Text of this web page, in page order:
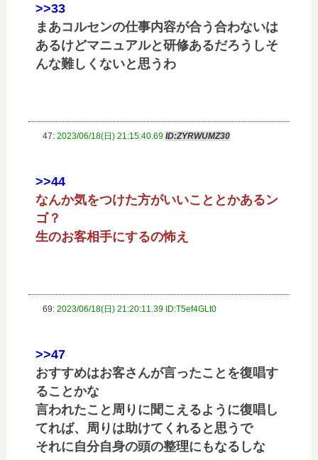
>>33
まあコルセンの仕事内容が合う合わないは
あるけどマニュアルと研修あるだろうしそ
んな難しくないと思うわ
47: 2023/06/18(日) 21:15:40.69 ID:ZYRWUMZ30
>>44
なんか気をつけた方がいいこととかあるン
ゴ？
生のお客相手にするの怖え
69: 2023/06/18(日) 21:20:11.39 ID:T5ef4GLt0
>>47
おすすめはお客さんが言ったことを復唱す
ることかな
言われたこと周りに聞こえるように復唱し
てれば、周りは助けてくれると思うで
それに自分自身の頭の整理にもなるしな